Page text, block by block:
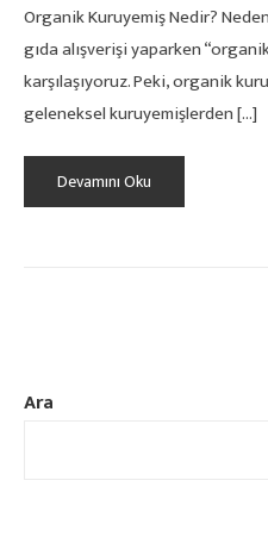
Ara
Organik Kuruyemiş Nedir?
gıda alışverişi yaparken
karşılaşıyoruz. Peki, organik
geleneksel kuruyemişlerden […]
Devamını Oku